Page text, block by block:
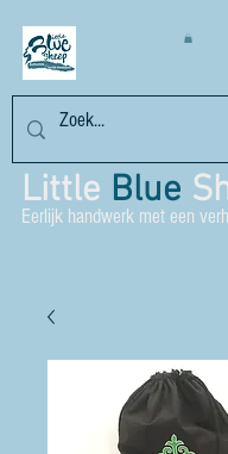
Little Blue
Eerlijk handwerk met een